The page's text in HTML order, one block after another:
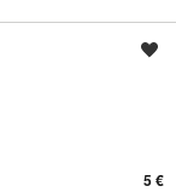
5 €